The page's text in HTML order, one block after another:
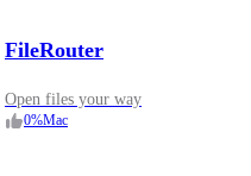
FileRouter
Open files your way
0%Mac